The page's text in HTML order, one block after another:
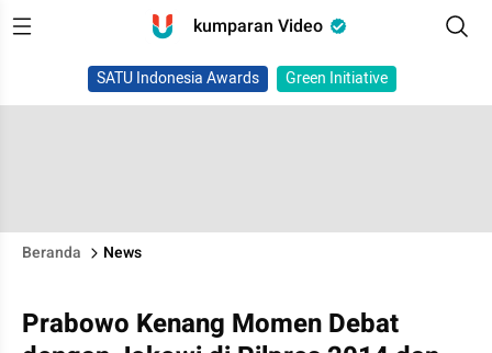
kumparan Video
SATU Indonesia Awards Green Initiative
Beranda News
Prabowo Kenang Momen Debat